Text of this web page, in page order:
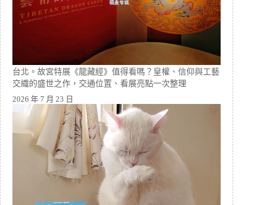
台北。故宮特展《龍藏經》值得看嗎？皇權、信仰與工藝
交織的盛世之作，交通位置、看展亮點一次整理
2026 年 7 月 23 日